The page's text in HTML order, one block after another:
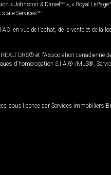
« Johnston & Daniel MD », « Royal LePage
ServicesMD
en vue de l'achat, de la vente et de la
et l'Association canadienne
d'homologation S.I.A.® /MLS®,
sous licence par Services immobiliers